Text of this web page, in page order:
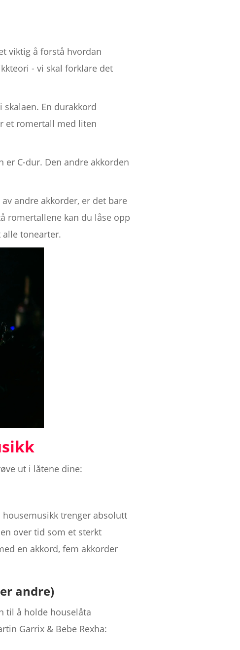
viktig å forstå hvordan
- vi skal forklare det
En durakkord
et romertall med liten
er C-dur. Den andre akkorden
andre akkorder, er det bare
romertallene kan du låse opp
tonearter.
ut i låtene dine:
trenger absolutt
over tid som et sterkt
en akkord, fem akkorder
andre)
til å holde houselåta
Garrix & Bebe Rexha: